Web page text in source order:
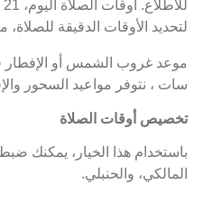
لتحديد الأوقات الدقيقة
سات ، نتوفر مواعيد السحور
تخصيص أوقات الصلاة
باستخدام هذا الخيار، يمكنك
المالكي، والحنبلي.